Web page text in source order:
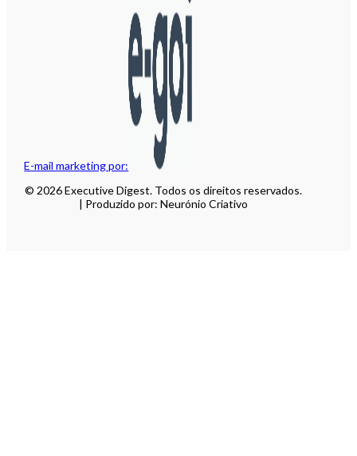
E-mail marketing por:
© 2026 Executive Digest. Todos os direitos reservados.
| Produzido por: Neurónio Criativo